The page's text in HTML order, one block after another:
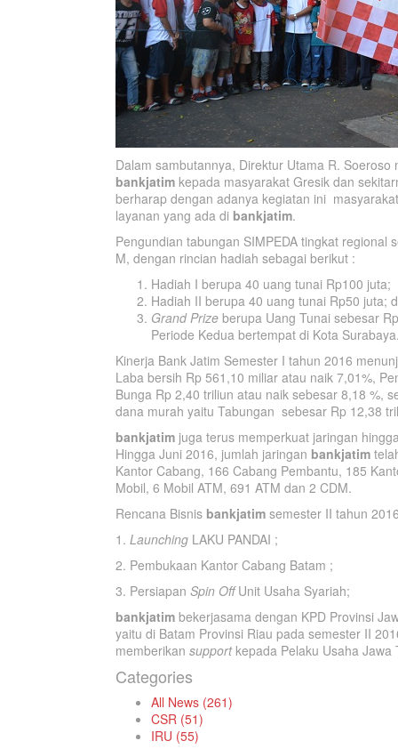
Dalam sambutannya, Direktur Utama R.
bankjatim kepada masyarakat Gresik dan
berharap dengan adanya kegiatan ini
layanan yang ada di bankjatim.
Pengundian tabungan SIMPEDA tingkat
M, dengan rincian hadiah sebagai berikut :
Hadiah I berupa 40 uang tunai Rp100 juta;
Hadiah II berupa 40 uang tunai Rp50 juta;
Grand Prize berupa Uang Tunai sebesar
Periode Kedua bertempat di Kota
Kinerja Bank Jatim Semester I tahun 2016
Laba bersih Rp 561,10 miliar atau naik 7,01%,
Bunga Rp 2,40 triliun atau naik sebesar 8,18 %,
dana murah yaitu Tabungan sebesar Rp 12,38
bankjatim juga terus memperkuat jaringan
Hingga Juni 2016, jumlah jaringan bankjatim
Kantor Cabang, 166 Cabang Pembantu, 185
Mobil, 6 Mobil ATM, 691 ATM dan 2 CDM.
Rencana Bisnis bankjatim semester II tahun
1. Launching LAKU PANDAI ;
2. Pembukaan Kantor Cabang Batam ;
3. Persiapan Spin OffUnit Usaha Syariah;
bankjatim bekerjasama dengan KPD Provinsi
yaitu di Batam Provinsi Riau pada semester II
memberikan supportkepada Pelaku Usaha Jawa
Categories
All News (261)
CSR (51)
IRU (55)